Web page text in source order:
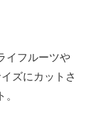
イフルーツや
ズにカットさ